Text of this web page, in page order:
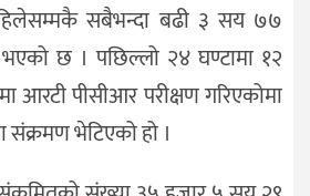
सबैभन्दा बढी ३ सय ७७
छ । पछिल्लो २४ घण्टामा १२
आरटी पीसीआर परीक्षण गरिएकोमा
भेटिएको हो ।